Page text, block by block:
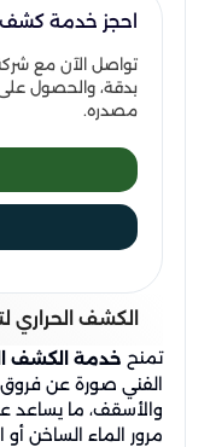
احجز خدمة كشف
تواصل الآن مع
بدقة، والحصول
مصدره.
الكشف الحراري
تمنح خدمة الكشف
الفني صورة عن فروق
والأسقف، ما يساعد
مرور الماء الساخن أو